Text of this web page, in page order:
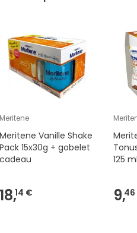
Meritene
Meritene Vanille Shake
Pack 15x30g + gobelet
cadeau
18,14 €
125
9,